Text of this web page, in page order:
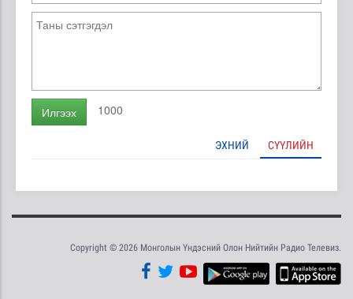
Илгээх 1000
ЭХНИЙ СҮҮЛИЙН
Copyright © 2026 Монголын Үндэсний Олон Нийтийн Радио Телевиз.